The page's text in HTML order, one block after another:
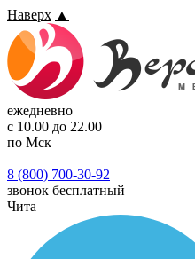
Наверх ▲
ежедневно
с 10.00 до 22.00
по Мск
8 (800) 700-30-92
звонок бесплатный
Чита